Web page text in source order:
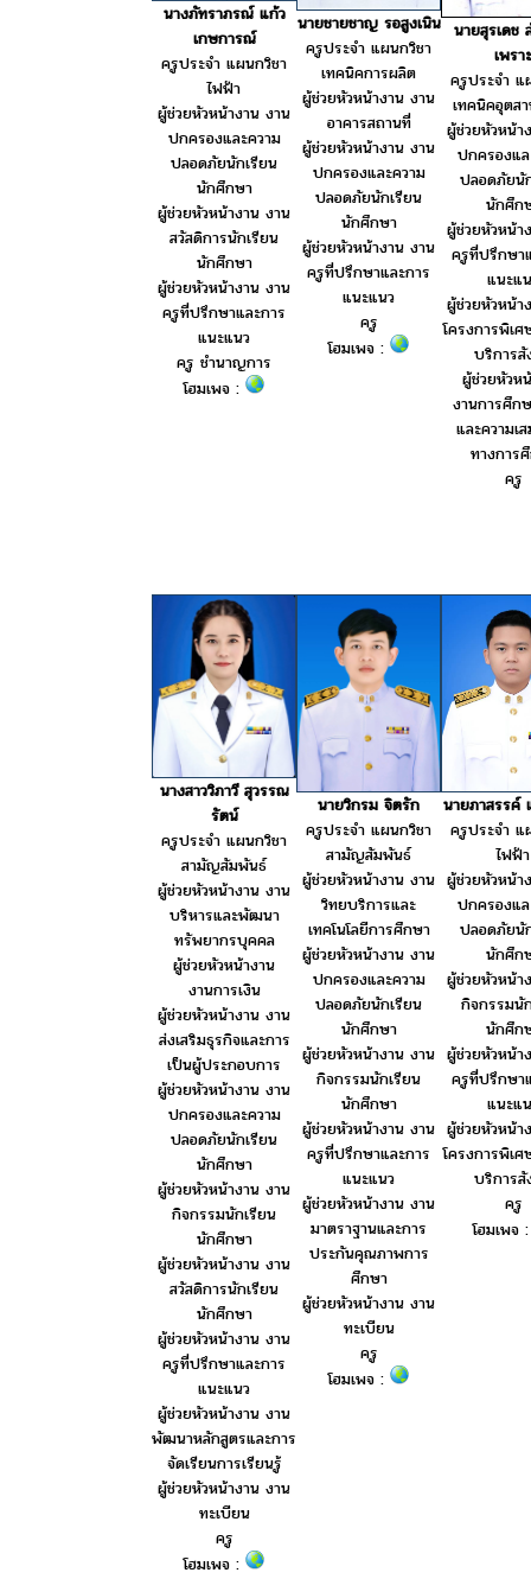
นางภัทราภรณ์ แก้ว
เกษการณ์
ครูประจำ แผนกวิชา
ไฟฟ้า
ผู้ช่วยหัวหน้างาน งาน
ปกครองและความ
ปลอดภัยนักเรียน
นักศึกษา
ผู้ช่วยหัวหน้างาน งาน
สวัสดิการนักเรียน
นักศึกษา
ผู้ช่วยหัวหน้างาน งาน
ครูที่ปรึกษาและการ
แนะแนว
ครู ชำนาญการ
โฮมเพจ :
นายชายชาญ รอสูงเนิน
ครูประจำ แผนกวิชา
เทคนิคการผลิต
ผู้ช่วยหัวหน้างาน งาน
อาคารสถานที่
ผู้ช่วยหัวหน้างาน งาน
ปกครองและความ
ปลอดภัยนักเรียน
นักศึกษา
ผู้ช่วยหัวหน้างาน งาน
ครูที่ปรึกษาและการ
แนะแนว
ครู
โฮมเพจ :
นายสุรเดช
เพราะ
ครูประจำ แ
เทคนิคอุตส
ผู้ช่วยหัวหน้า
ปกครองแ
ปลอดภัยนั
นักศึก
ผู้ช่วยหัวหน้า
ครูที่ปรึกษา
แนะแ
ผู้ช่วยหัวหน้า
โครงการพิเศ
บริการ
ผู้ช่วยหัวห
งานการศึก
และความเ
ทางการ
ครู
นางสาววิภาวี สุวรรณ
รัตน์
ครูประจำ แผนกวิชา
สามัญสัมพันธ์
ผู้ช่วยหัวหน้างาน งาน
บริหารและพัฒนา
ทรัพยากรบุคคล
ผู้ช่วยหัวหน้างาน
งานการเงิน
ผู้ช่วยหัวหน้างาน งาน
ส่งเสริมธุรกิจและการ
เป็นผู้ประกอบการ
ผู้ช่วยหัวหน้างาน งาน
ปกครองและความ
ปลอดภัยนักเรียน
นักศึกษา
ผู้ช่วยหัวหน้างาน งาน
กิจกรรมนักเรียน
นักศึกษา
ผู้ช่วยหัวหน้างาน งาน
สวัสดิการนักเรียน
นักศึกษา
ผู้ช่วยหัวหน้างาน งาน
ครูที่ปรึกษาและการ
แนะแนว
ผู้ช่วยหัวหน้างาน งาน
พัฒนาหลักสูตรและการ
จัดเรียนการเรียนรู้
ผู้ช่วยหัวหน้างาน งาน
ทะเบียน
ครู
โฮมเพจ :
นายวิกรม จิตรัก
ครูประจำ แผนกวิชา
สามัญสัมพันธ์
ผู้ช่วยหัวหน้างาน งาน
วิทยบริการและ
เทคโนโลยีการศึกษา
ผู้ช่วยหัวหน้างาน งาน
ปกครองและความ
ปลอดภัยนักเรียน
นักศึกษา
ผู้ช่วยหัวหน้างาน งาน
กิจกรรมนักเรียน
นักศึกษา
ผู้ช่วยหัวหน้างาน งาน
ครูที่ปรึกษาและการ
แนะแนว
ผู้ช่วยหัวหน้างาน งาน
มาตราฐานและการ
ประกันคุณภาพการ
ศึกษา
ผู้ช่วยหัวหน้างาน งาน
ทะเบียน
ครู
โฮมเพจ :
นายภาสรรค์
ครูประจำ แ
ไฟฟ้า
ผู้ช่วยหัวหน้า
ปกครองแ
ปลอดภัยนั
นักศึก
ผู้ช่วยหัวหน้า
กิจกรรมนั
นักศึก
ผู้ช่วยหัวหน้า
ครูที่ปรึกษา
แนะแ
ผู้ช่วยหัวหน้า
โครงการพิเศ
บริการ
ครู
โฮมเพจ